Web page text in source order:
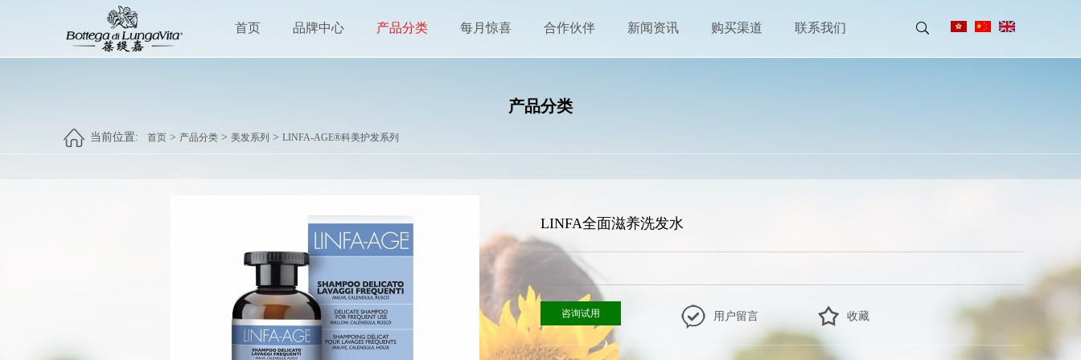
首页 品牌中心 产品分类 每月惊喜 合作伙伴 新闻资讯 购买渠道 联系我们
产品分类
当前位置: 首页 > 产品分类 > 美发系列 > LINFA-AGE®科美护发系列
LINFA全面滋养洗发水
咨询试用 用户留言 收藏